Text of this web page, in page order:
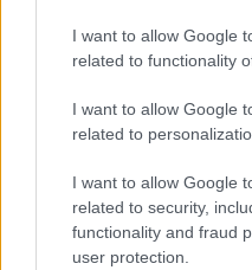
I want to allow Google
related to functionality
I want to allow Google
related to
I want to allow Google
related to security,
functionality and fraud
user protection.
va avanti:
Jovanotti,
mondo per una